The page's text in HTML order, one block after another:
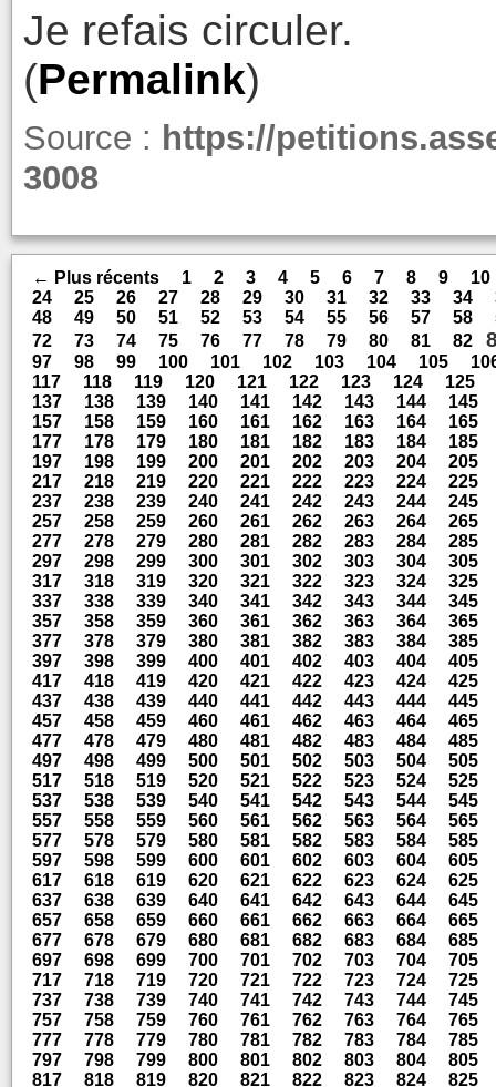
Je refais circuler.
(Permalink)
Source : https://
3008
← Plus récents 1 2 3 4 5 6 7 8 9
10
24
25 26 27 28 29 30 31 32 33 34
48
49 50 51 52 53 54 55 56 57 58
72
73 74 75 76 77 78 79 80 81 82
97 98 99 100 101 102 103 104 105
117
118 119 120 121 122 123 124
125
137
138 139 140 141 142 143 144
145
157
158 159 160 161 162 163 164
165
177
178 179 180 181 182 183 184
185
197
198 199 200 201 202 203 204
205
217
218 219 220 221 222 223 224
225
237
238 239 240 241 242 243 244
245
257
258 259 260 261 262 263 264
265
277
278 279 280 281 282 283 284
285
297
298 299 300 301 302 303 304
305
317
318 319 320 321 322 323 324
325
337
338 339 340 341 342 343 344
345
357
358 359 360 361 362 363 364
365
377
378 379 380 381 382 383 384
385
397
398 399 400 401 402 403 404
405
417
418 419 420 421 422 423 424
425
437
438 439 440 441 442 443 444
445
457
458 459 460 461 462 463 464
465
477
478 479 480 481 482 483 484
485
497
498 499 500 501 502 503 504
505
517
518 519 520 521 522 523 524
525
537
538 539 540 541 542 543 544
545
557
558 559 560 561 562 563 564
565
577
578 579 580 581 582 583 584
585
597
598 599 600 601 602 603 604
605
617
618 619 620 621 622 623 624
625
637
638 639 640 641 642 643 644
645
657
658 659 660 661 662 663 664
665
677
678 679 680 681 682 683 684
685
697
698 699 700 701 702 703 704
705
717
718 719 720 721 722 723 724
725
737
738 739 740 741 742 743 744
745
757
758 759 760 761 762 763 764
765
777
778 779 780 781 782 783 784
785
797
798 799 800 801 802 803 804
805
817
818 819 820 821 822 823 824
825